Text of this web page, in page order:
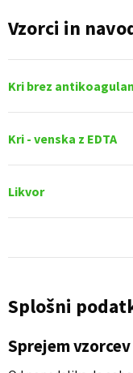
Vzorci in
Kri brez
Kri - venska z EDTA
Likvor
Splošni
Sprejem vzorcev